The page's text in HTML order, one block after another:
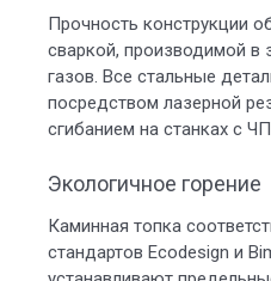
Прочность конструкции
сваркой, производимой в
газов. Все стальные
посредством лазерной
сгибанием на станках с
Экологичное горение
Каминная топка
стандартов Ecodesign и